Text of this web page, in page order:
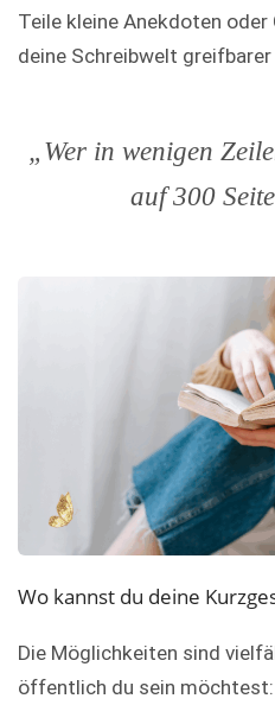
Teile kleine Anekdoten oder
deine Schreibwelt greifbarer
„Wer in wenigen
auf 300
Wo kannst du deine
Die Möglichkeiten sind
öffentlich du sein möchtest: